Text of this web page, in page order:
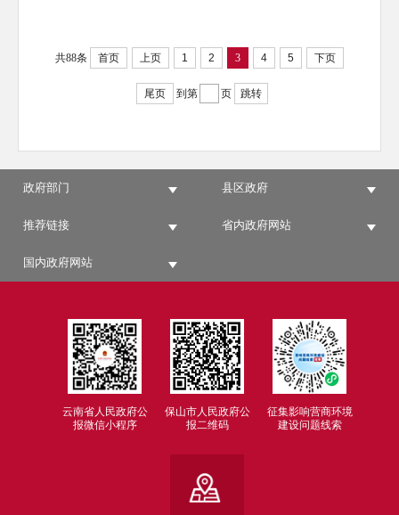
共88条 首页 上页 1 2 3 4 5 下页
尾页 到第 页 跳转
政府部门 县区政府
推荐链接 省内政府网站
国内政府网站
云南省人民政府公
报微信小程序
保山市人民政府公
报二维码
征集影响营商环境
建设问题线索